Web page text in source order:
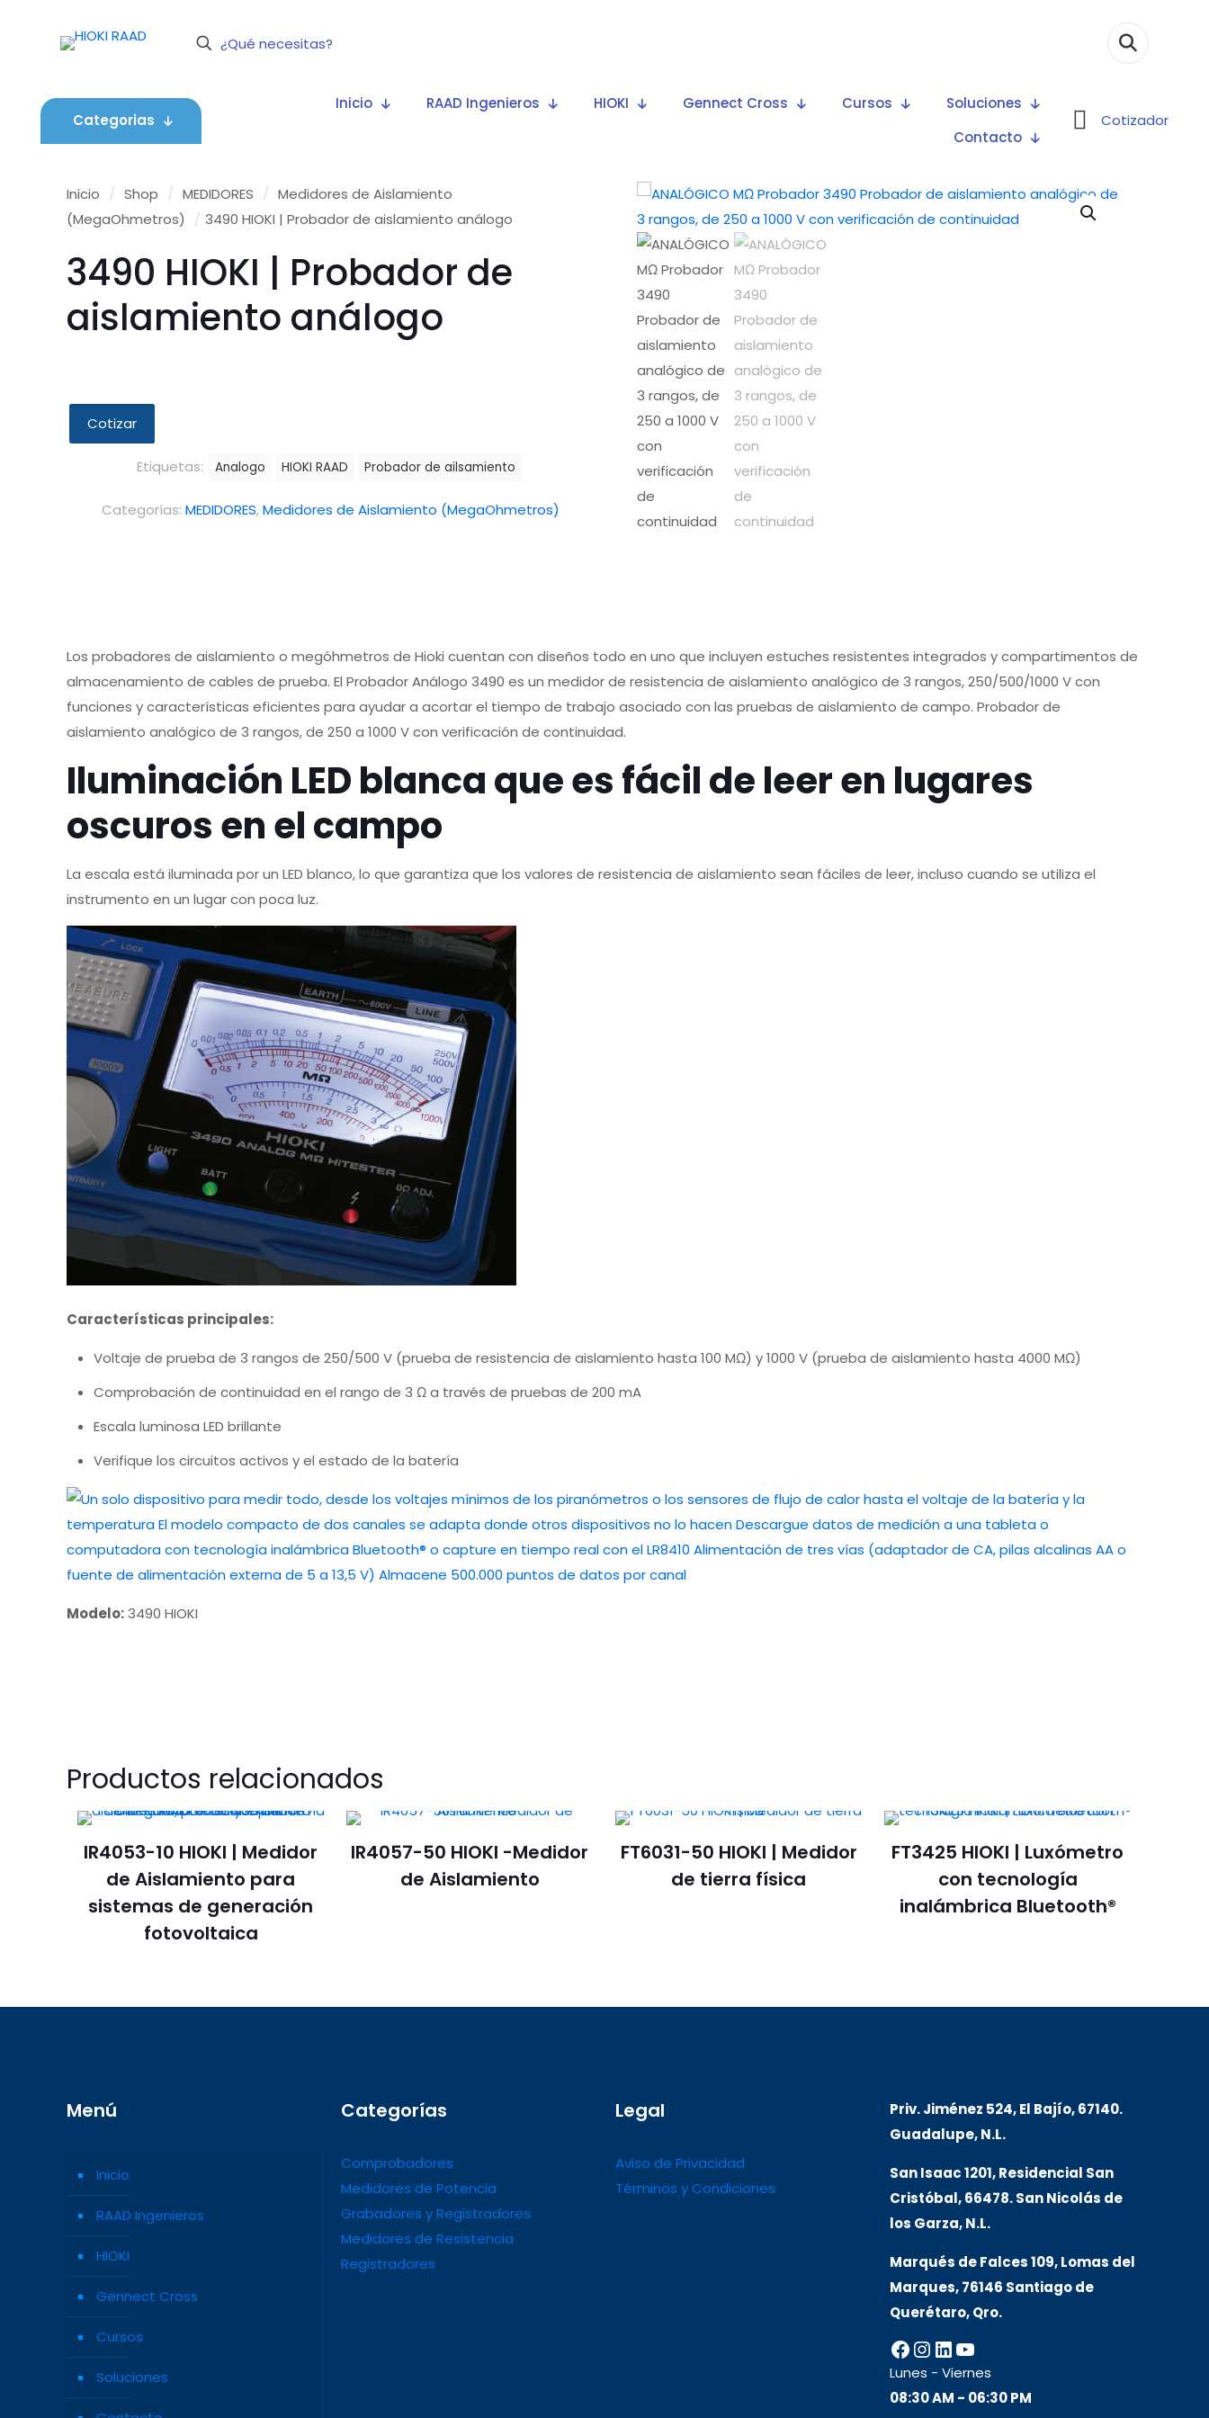
Categorias
Inicio RAAD Ingenieros HIOKI Gennect Cross Cursos
Soluciones
Contacto
Cotizador
Inicio / Shop / MEDIDORES / Medidores de Aislamiento
(MegaOhmetros)
/ 3490 HIOKI | Probador de aislamiento análogo
3490 HIOKI | Probador de
aislamiento análogo
Cotizar
Etiquetas: Analogo HIOKI RAAD Probador de ailsamiento
Categorías: MEDIDORES,Medidores de Aislamiento (MegaOhmetros)
Los probadores de aislamiento o megóhmetros de Hioki cuentan con diseños todo en uno que incluyen estuches resistentes integrados y compartimentos de
almacenamiento de cables de prueba. El Probador Análogo 3490 es un medidor de resistencia de aislamiento analógico de 3 rangos, 250/500/1000 V con
funciones y características eficientes para ayudar a acortar el tiempo de trabajo asociado con las pruebas de aislamiento de campo. Probador de
aislamiento analógico de 3 rangos, de 250 a 1000 V con verificación de continuidad.
Iluminación LED blanca que es fácil de leer en lugares
oscuros en el campo
La escala está iluminada por un LED blanco, lo que garantiza que los valores de resistencia de aislamiento sean fáciles de leer, incluso cuando se utiliza el
instrumento en un lugar con poca luz.
Características principales:
Voltaje de prueba de 3 rangos de 250/500 V (prueba de resistencia de aislamiento hasta 100 MΩ) y 1000 V (prueba de aislamiento hasta 4000 MΩ)
Comprobación de continuidad en el rango de 3 Ω a través de pruebas de 200 mA
Escala luminosa LED brillante
Verifique los circuitos activos y el estado de la batería
Modelo:3490 HIOKI
Productos relacionados
IR4053-10 HIOKI | Medidor
de Aislamiento para
sistemas de generación
fotovoltaica
IR4057-50 HIOKI -Medidor
de Aislamiento
FT6031-50 HIOKI | Medidor
de tierra física
FT3425 HIOKI | Luxómetro
con tecnología
inalámbrica Bluetooth®
Menú
Inicio
RAAD Ingenieros
HIOKI
Gennect Cross
Cursos
Soluciones
Categorías
Comprobadores
Medidores de Potencia
Grabadores y Registradores
Medidores de Resistencia
Registradores
Legal
Aviso de Privacidad
Términos y Condiciones
Priv. Jiménez 524, El Bajío, 67140.
Guadalupe, N.L.
San Isaac 1201, Residencial San
Cristóbal, 66478. San Nicolás de
los Garza, N.L.
Marqués de Falces 109, Lomas del
Marques, 76146 Santiago de
Querétaro, Qro.
Facebook
Instagram
LinkedIn
YouTube
Lunes - Viernes
08:30 AM - 06:30 PM